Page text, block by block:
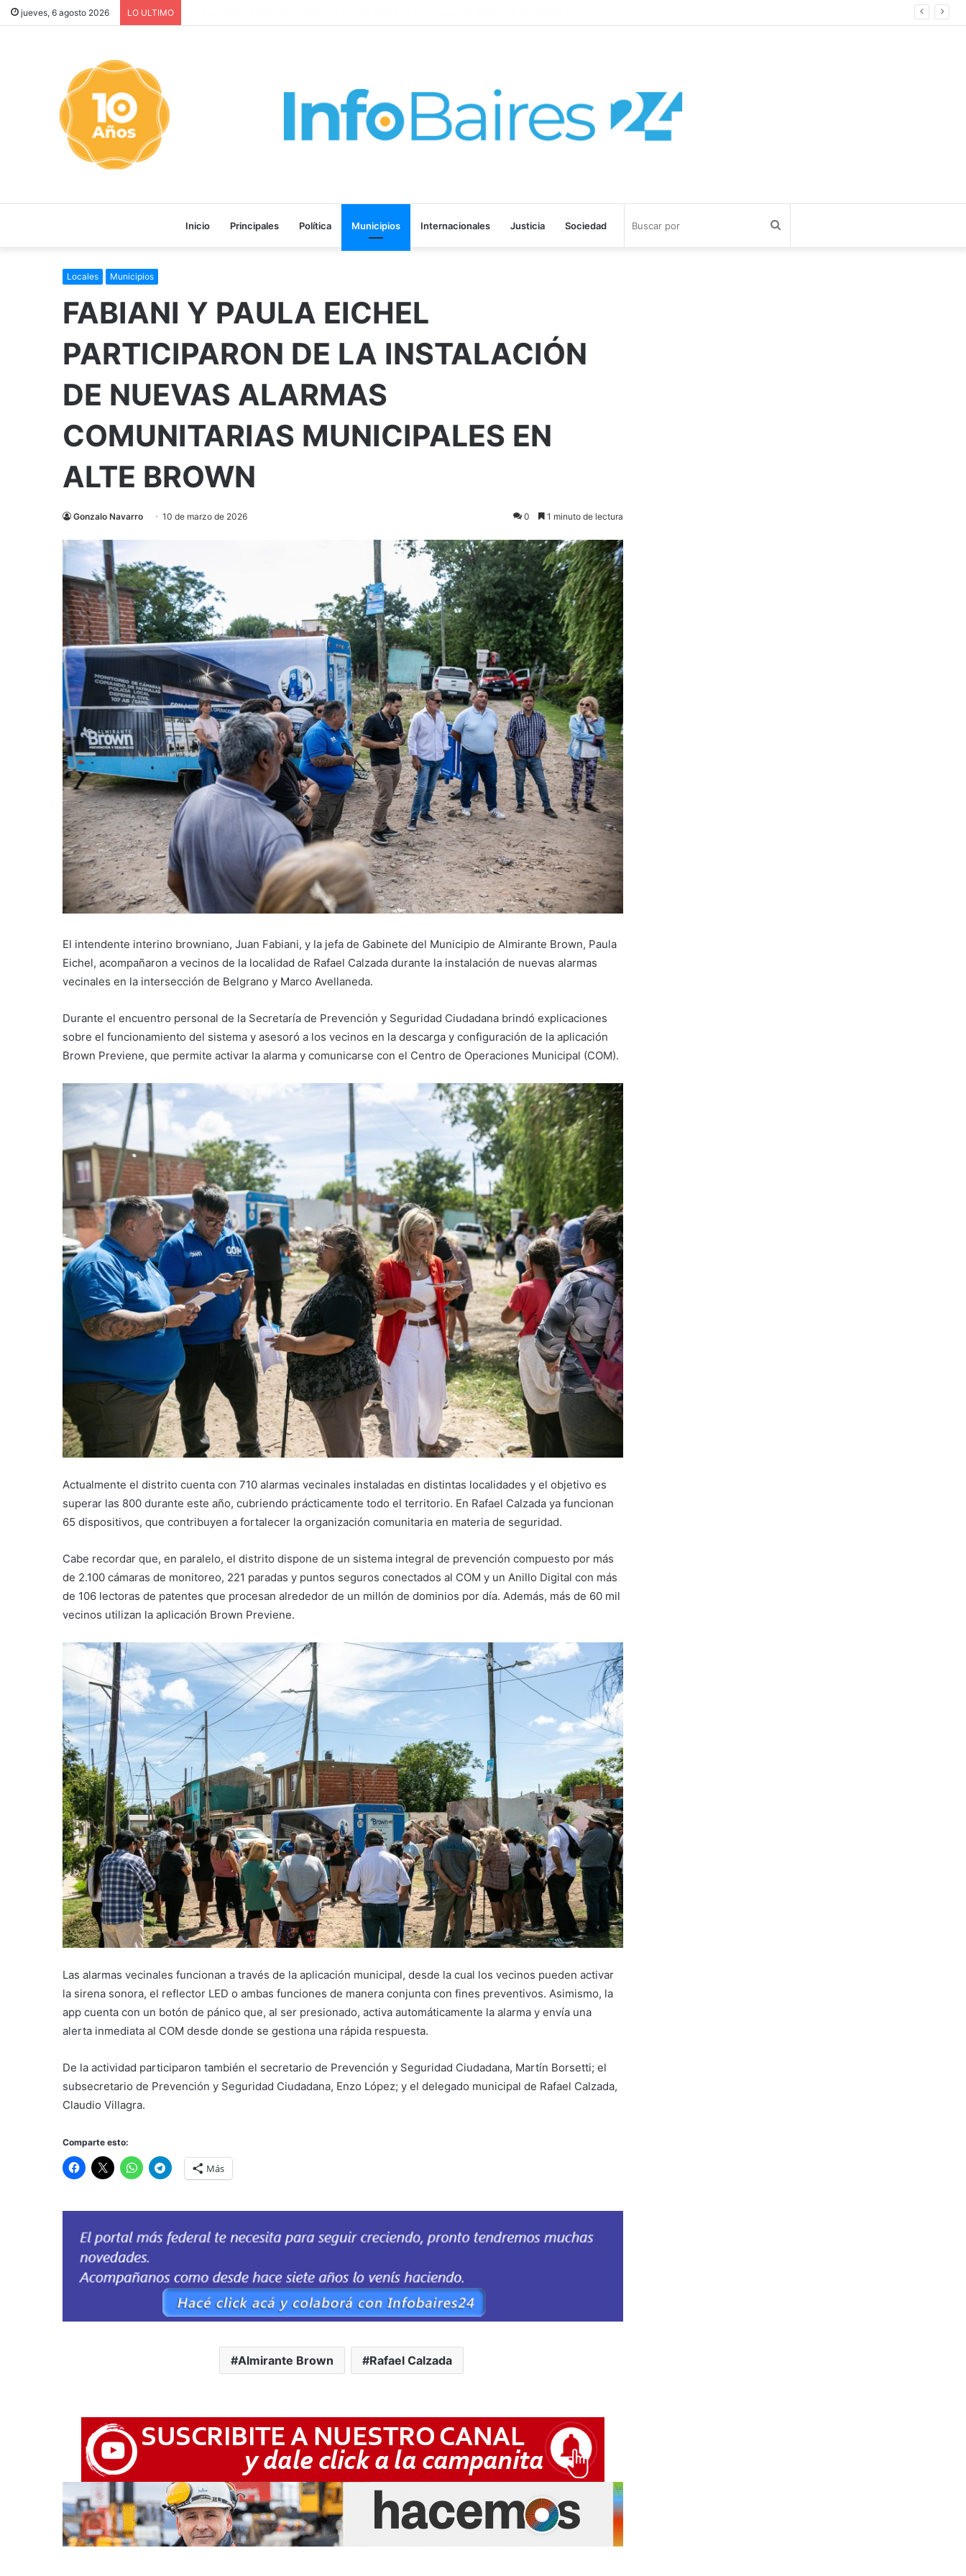
jueves, 6 agosto 2026 LO ULTIMO
Inicio Principales Política Municipios Internacionales Justicia Sociedad
Locales Municipios
FABIANI Y PAULA EICHEL
PARTICIPARON DE LA INSTALACIÓN
DE NUEVAS ALARMAS
COMUNITARIAS MUNICIPALES EN
ALTE BROWN
Gonzalo Navarro 10 de marzo de 2026 0 1 minuto de lectura
El intendente interino browniano, Juan Fabiani, y la jefa de Gabinete del Municipio de Almirante Brown, Paula
Eichel, acompañaron a vecinos de la localidad de Rafael Calzada durante la instalación de nuevas alarmas
vecinales en la intersección de Belgrano y Marco Avellaneda.
Durante el encuentro personal de la Secretaría de Prevención y Seguridad Ciudadana brindó explicaciones
sobre el funcionamiento del sistema y asesoró a los vecinos en la descarga y configuración de la aplicación
Brown Previene, que permite activar la alarma y comunicarse con el Centro de Operaciones Municipal (COM).
Actualmente el distrito cuenta con 710 alarmas vecinales instaladas en distintas localidades y el objetivo es
superar las 800 durante este año, cubriendo prácticamente todo el territorio. En Rafael Calzada ya funcionan
65 dispositivos, que contribuyen a fortalecer la organización comunitaria en materia de seguridad.
Cabe recordar que, en paralelo, el distrito dispone de un sistema integral de prevención compuesto por más
de 2.100 cámaras de monitoreo, 221 paradas y puntos seguros conectados al COM y un Anillo Digital con más
de 106 lectoras de patentes que procesan alrededor de un millón de dominios por día. Además, más de 60 mil
vecinos utilizan la aplicación Brown Previene.
Las alarmas vecinales funcionan a través de la aplicación municipal, desde la cual los vecinos pueden activar
la sirena sonora, el reflector LED o ambas funciones de manera conjunta con fines preventivos. Asimismo, la
app cuenta con un botón de pánico que, al ser presionado, activa automáticamente la alarma y envía una
alerta inmediata al COM desde donde se gestiona una rápida respuesta.
De la actividad participaron también el secretario de Prevención y Seguridad Ciudadana, Martín Borsetti; el
subsecretario de Prevención y Seguridad Ciudadana, Enzo López; y el delegado municipal de Rafael Calzada,
Claudio Villagra.
Comparte esto:
Más
Almirante Brown Rafael Calzada